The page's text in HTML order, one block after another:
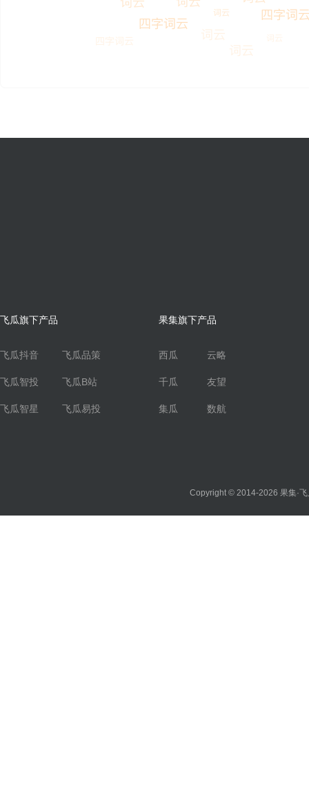
飞瓜旗下产品
飞瓜抖音 飞瓜品策
飞瓜智投 飞瓜B站
飞瓜智星 飞瓜易投
果集旗下产品
西瓜 云略
千瓜 友望
集瓜 数航
Copyright © 2014-2026 果集·